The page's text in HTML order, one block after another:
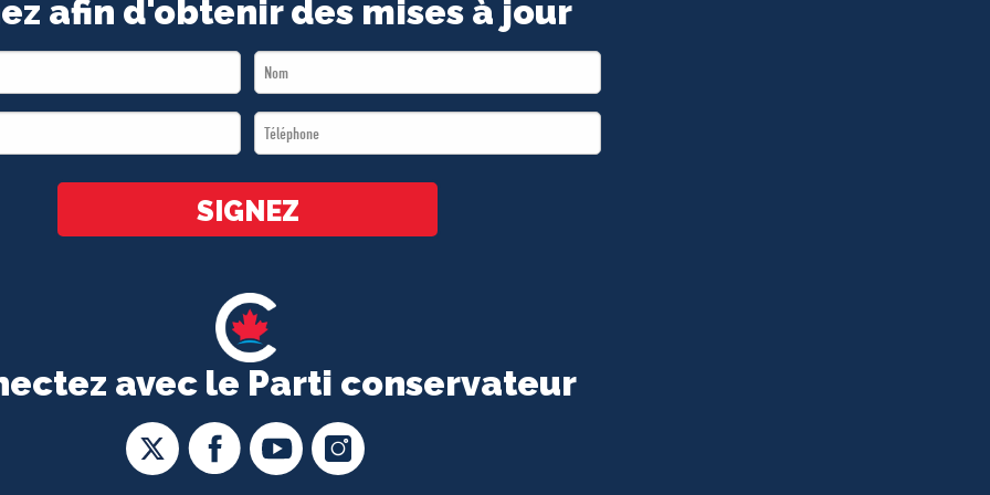
avec le Parti conservateur
afin d'obtenir des mises à jour
Last
Name
Téléphone
*
SIGNEZ